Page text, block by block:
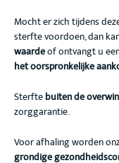
Mocht er zich tijdens
sterfte voordoen, dan
waardeof ontvangt u
het oorspronkelijke
Sterftebuiten de
zorggarantie.
Voor afhaling worden
grondige